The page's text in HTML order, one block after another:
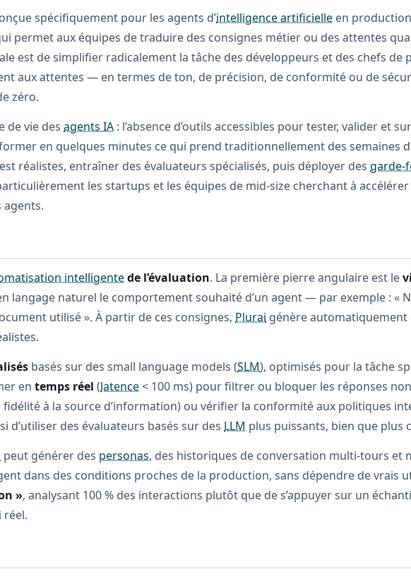
spécifiquement pour les agents d’intelligence artificielle en
permet aux équipes de traduire des consignes métier ou des attentes
est de simplifier radicalement la tâche des développeurs et des chefs
aux attentes — en termes de ton, de précision, de conformité ou de
zéro.
de vie desagents IA : l’absence d’outils accessibles pour tester, valider et
en quelques minutes ce qui prend traditionnellement des semaines
réalistes, entraîner des évaluateurs spécialisés, puis déployer desgarde-
les startups et les équipes de mid-size cherchant à
intelligentede l’évaluation. La première pierre angulaire est le
naturel le comportement souhaité d’un agent — par exemple : «
utilisé ». À partir de ces consignes, Plurai génère automatiquement
basés sur des small language models (SLM), optimisés pour la tâche
entemps réel (latence< 100 ms) pour filtrer ou bloquer les réponses
fidélité à la source d’information) ou vérifier la conformité aux politiques
d’utiliser des évaluateurs basés sur des LLM plus puissants, bien que plus
peut générer des personas, des historiques de conversation multi-tours et
dans des conditions proches de la production, sans dépendre de vrais
», analysant 100 % des interactions plutôt que de s’appuyer sur un
réel.